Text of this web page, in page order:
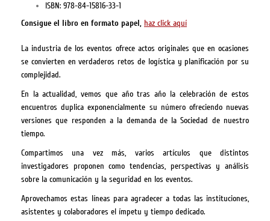
ISBN: 978-84-15816-33-1
Consigue el libro en formato papel, haz click aquí
La industria de los eventos ofrece actos originales que en ocasiones
se convierten en verdaderos retos de logística y planificación por su
complejidad.
En la actualidad, vemos que año tras año la celebración de estos
encuentros duplica exponencialmente su número ofreciendo nuevas
versiones que responden a la demanda de la Sociedad de nuestro
tiempo.
Compartimos una vez más, varios artículos que distintos
investigadores proponen como tendencias, perspectivas y análisis
sobre la comunicación y la seguridad en los eventos.
Aprovechamos estas líneas para agradecer a todas las instituciones,
asistentes y colaboradores el ímpetu y tiempo dedicado.